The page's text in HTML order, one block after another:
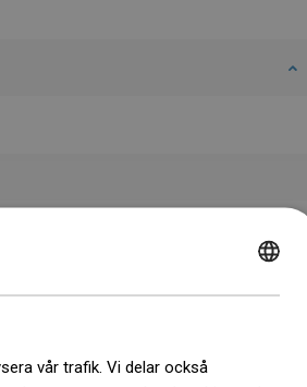
vår trafik. Vi delar också